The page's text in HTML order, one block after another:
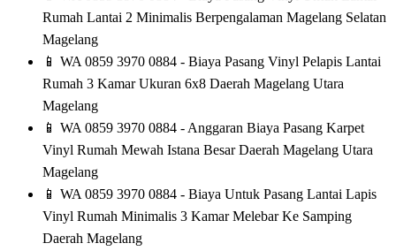
Rumah Lantai 2 Minimalis Berpengalaman Magelang Selatan
Magelang
📱 WA 0859 3970 0884 - Biaya Pasang Vinyl Pelapis Lantai
Rumah 3 Kamar Ukuran 6x8 Daerah Magelang Utara
Magelang
📱 WA 0859 3970 0884 - Anggaran Biaya Pasang Karpet
Vinyl Rumah Mewah Istana Besar Daerah Magelang Utara
Magelang
📱 WA 0859 3970 0884 - Biaya Untuk Pasang Lantai Lapis
Vinyl Rumah Minimalis 3 Kamar Melebar Ke Samping
Daerah Magelang